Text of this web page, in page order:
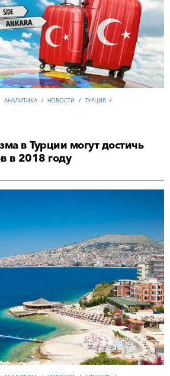
АНАЛИТИКА / НОВОСТИ / ТУРЦИЯ /
в Турции могут достичь
в 2018 году